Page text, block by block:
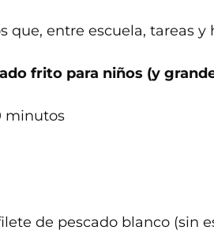
que, entre escuela, tareas
frito para niños (y
minutos
de pescado blanco (sin